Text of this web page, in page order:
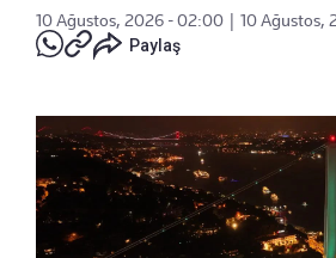
10 Ağustos, 2026 - 02:00
10 Ağustos,
Paylaş